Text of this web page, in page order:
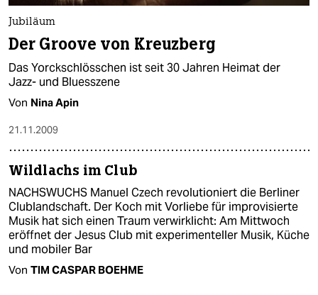
Jubiläum
Der Groove von Kreuzberg
Das Yorckschlösschen ist seit 30 Jahren Heimat der
Jazz- und Bluesszene
Von Nina Apin
21.11.2009
Wildlachs im Club
NACHSWUCHS Manuel Czech revolutioniert die Berliner
Clublandschaft. Der Koch mit Vorliebe für improvisierte
Musik hat sich einen Traum verwirklicht: Am Mittwoch
eröffnet der Jesus Club mit experimenteller Musik, Küche
und mobiler Bar
Von TIM CASPAR BOEHME